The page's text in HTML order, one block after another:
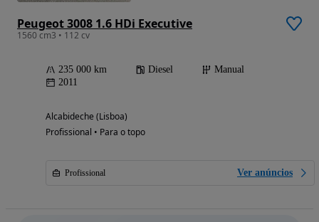
Peugeot 3008 1.6 HDi Executive
1560 cm3 • 112 cv
235 000 km Diesel
Manual
2011
Alcabideche (Lisboa)
Profissional • Para o topo
Profissional Ver anúncios